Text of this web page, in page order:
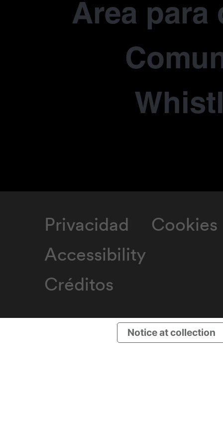
Área
Privacidad
Cookies
Accessibility
Créditos
Notice at collection